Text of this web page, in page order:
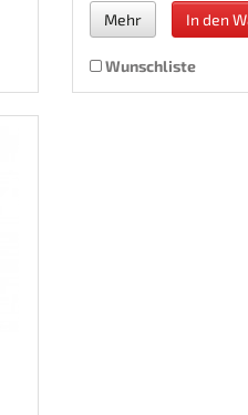
Mehr In den
Wunschliste